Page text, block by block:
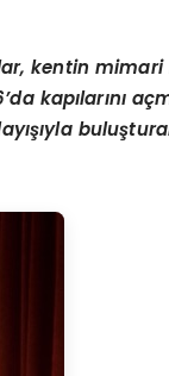
kentin mimari
’da kapılarınıaç
ışıyla buluş